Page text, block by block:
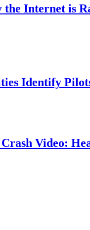
Internet is
Identify
Video: